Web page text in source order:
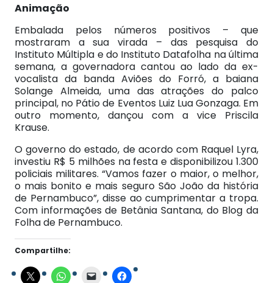
Animação
Embalada pelos números positivos – que
mostraram a sua virada – das pesquisa do
Instituto Múltipla e do Instituto Datafolha na última
semana, a governadora cantou ao lado da ex-
vocalista da banda Aviões do Forró, a baiana
Solange Almeida, uma das atrações do palco
principal, no Pátio de Eventos Luiz Lua Gonzaga. Em
outro momento, dançou com a vice Priscila
Krause.
O governo do estado, de acordo com Raquel Lyra,
investiu R$ 5 milhões na festa e disponibilizou 1.300
policiais militares. “Vamos fazer o maior, o melhor,
o mais bonito e mais seguro São João da história
de Pernambuco”, disse ao cumprimentar a tropa.
Com informações de Betânia Santana, do Blog da
Folha de Pernambuco.
Compartilhe: